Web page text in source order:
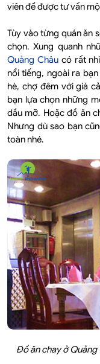
viên để được tư vấn
Tùy vào từng quán ăn
chọn. Xung quanh
Quảng Châucó rất
nổi tiếng, ngoài ra
hè, chợ đêm với giá
bạn lựa chọn những
dầu mỡ. Hoặc đồ ăn
Nhưng dù sao bạn
toàn nhé.
Đồ ăn chay ở Quảng